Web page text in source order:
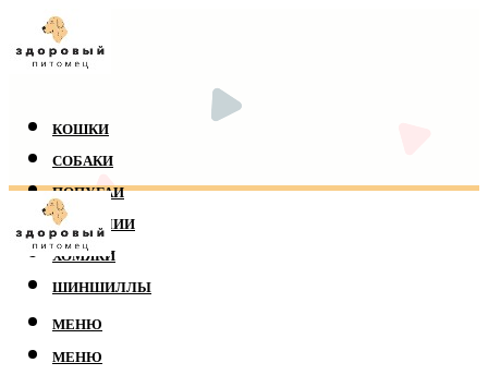
КОШКИ
СОБАКИ
ПОПУГАИ
РЕПТИЛИИ
ХОМЯКИ
ШИНШИЛЛЫ
МЕНЮ
МЕНЮ